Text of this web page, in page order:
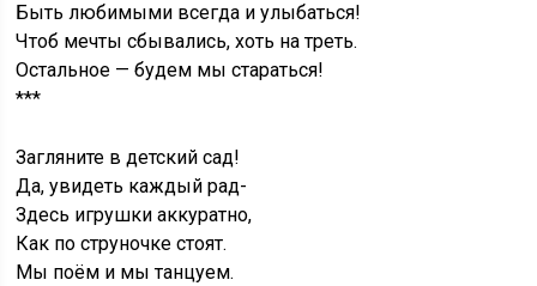
Быть любимыми всегда и улыбаться!
Чтоб мечты сбывались, хоть на треть.
Остальное — будем мы стараться!
***
Загляните в детский сад!
Да, увидеть каждый рад-
Здесь игрушки аккуратно,
Как по струночке стоят.
Мы поём и мы танцуем.